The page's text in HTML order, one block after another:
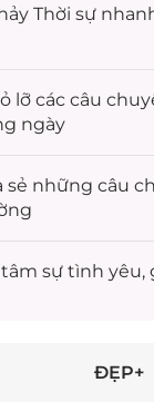
Thời sự
lỡ các câu
ngày
sẻ những câu
tâm sự tình yêu,
ĐẸP+